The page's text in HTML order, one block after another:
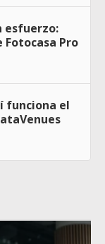
esfuerzo:
Pro
funciona el